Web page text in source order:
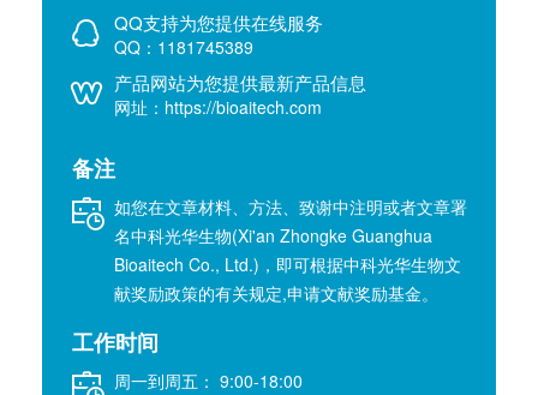
QQ支持为您提供在线服务
QQ：1181745389
产品网站为您提供最新产品信息
网址：https://bioaitech.com
备注
如您在文章材料、方法、致谢中注明或者文章署
名中科光华生物(Xi'an Zhongke Guanghua
Bioaitech Co., Ltd.)，即可根据中科光华生物文
献奖励政策的有关规定,申请文献奖励基金。
工作时间
周一到周五： 9:00-18:00